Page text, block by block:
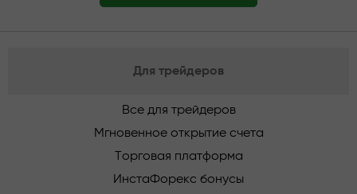
Для трейдеров
Все для трейдеров
Мгновенное открытие счета
Торговая платформа
ИнстаФорекс бонусы